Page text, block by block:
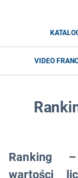
VIDEO
Ranking
wartości